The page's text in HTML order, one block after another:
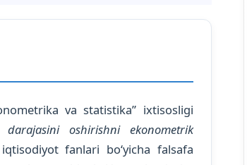
va statistika” ixtisosligi
oshirishni ekonometrik
fanlari bo‘yicha falsafa